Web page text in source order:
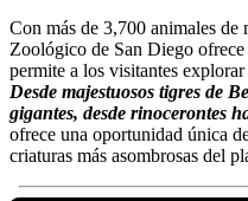
Con más de 3,700 animales de
Zoológico de San Diego
permite a los visitantes
Desde majestuosos tigres de
gigantes, desde rinocerontes
ofrece una oportunidad única
criaturas más asombrosas del